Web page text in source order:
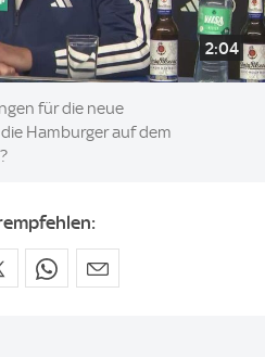
2:04
für die neue
Hamburger auf dem